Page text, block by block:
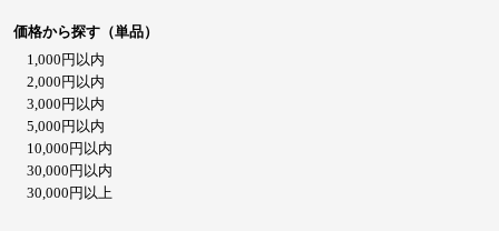
価格から探す（単品）
1,000円以内
2,000円以内
3,000円以内
5,000円以内
10,000円以内
30,000円以内
30,000円以上